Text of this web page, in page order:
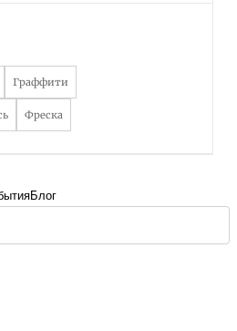
Граффити
Фреска
Блог